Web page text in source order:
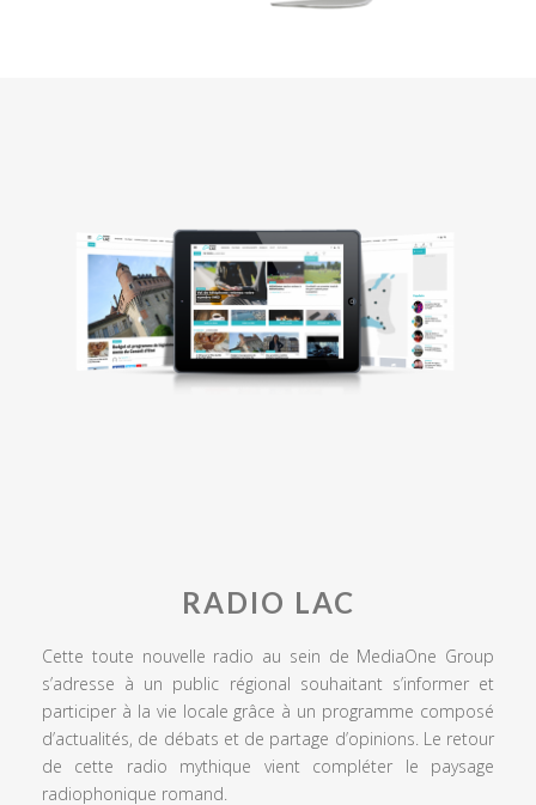
RADIO LAC
Cette toute nouvelle radio au sein de MediaOne Group
s’adresse à un public régional souhaitant s’informer et
participer à la vie locale grâce à un programme composé
d’actualités, de débats et de partage d’opinions. Le retour
de cette radio mythique vient compléter le paysage
radiophonique romand.